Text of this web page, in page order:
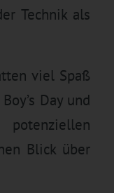
Technik als
viel Spaß
Day und
Blick über